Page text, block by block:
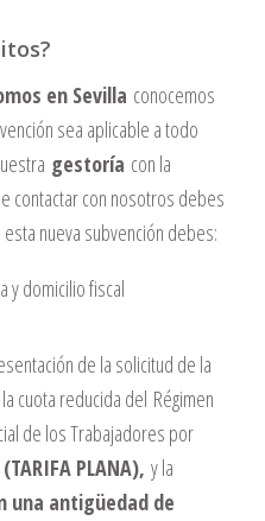
en Sevilla conocemos
sea aplicable a todo
gestoría con la
contactar con nosotros debes
nueva subvención debes:
y domicilio fiscal
de la solicitud de la
cuota reducida del Régimen
de los Trabajadores por
(TARIFA PLANA), y la
una antigüedad de